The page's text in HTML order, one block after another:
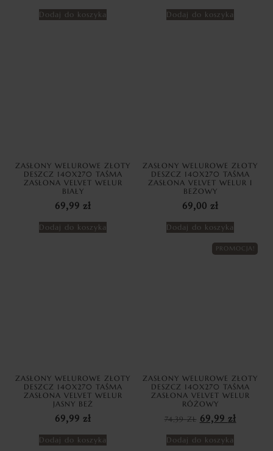
Dodaj do koszyka Dodaj do koszyka
ZASŁONY WELUROWE ZŁOTY
DESZCZ 140X270 TAŚMA
ZASŁONA VELVET WELUR
BIAŁY
69,99 zł
Dodaj do koszyka
ZASŁONY WELUROWE ZŁOTY
DESZCZ 140X270 TAŚMA
ZASŁONA VELVET WELUR I
BEŻOWY
69,00 zł
Dodaj do koszyka
ZASŁONY WELUROWE ZŁOTY
DESZCZ 140X270 TAŚMA
ZASŁONA VELVET WELUR
JASNY BEŻ
69,99 zł
Dodaj do koszyka
PROMOCJA!
ZASŁONY WELUROWE ZŁOTY
DESZCZ 140X270 TAŚMA
ZASŁONA VELVET WELUR
RÓŻOWY
74,39ZŁ 69,99 zł
Dodaj do koszyka